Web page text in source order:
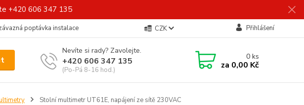
+420 606 347 135
poptávka instalace CZK Přihlášení
Nevíte si rady? Zavolejte.
+420 606 347 135
(Po-Pá 8-16 hod.)
0ks
za 0,00 Kč
Stolní multimetr UT61E, napájení ze sítě 230VAC